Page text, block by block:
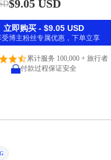
$9.05 USD
立即购买 - $9.05 USD
受博主粉丝专属优惠，下单立享
累计服务 100,000 + 旅行者
付款过程保证安全